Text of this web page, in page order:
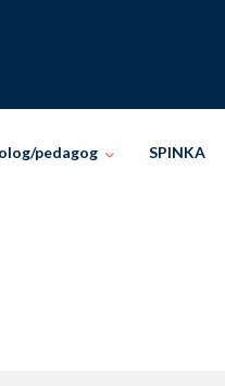
pedagog SPINKA